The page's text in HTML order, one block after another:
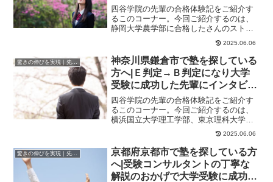
輩にインタビュー！大学受験予備
校四谷学院
四谷学院の先輩の合格体験記をご紹介す
るこのコーナー。今回ご紹介するのは、
静岡大学農学部に合格したさんのストー
リーです。短期・長期の目標が設けられ
2025.06.06
驚きの伸びを実現｜先輩列伝
神奈川県鎌倉市で塾を探している
方へ|Ｅ判定→Ｂ判定になり大学
受験に成功した先輩にインタビュ
ー！大学受験予備校四谷学院
四谷学院の先輩の合格体験記をご紹介す
るこのコーナー。今回ご紹介するのは、
横浜国立大学理工学部、東京理科大学基
礎工学部、明治大学理工学部に合格した
2025.06.06
京都府京都市で塾を探している方
へ|受験コンサルタントの丁寧な
解説のおかげで大学受験に成功し